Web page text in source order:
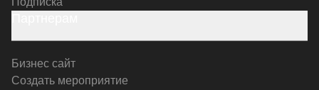
Бизнес сайт
Создать мероприятие